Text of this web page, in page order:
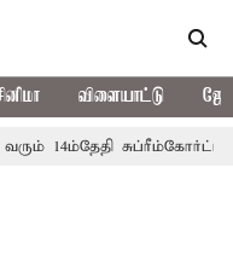
விளையாட்டு
சுப்ரீம்கோர்ட்டில்